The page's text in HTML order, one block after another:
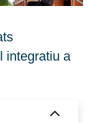
integratiu a